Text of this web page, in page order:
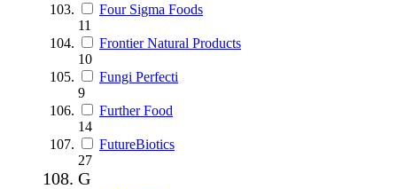
Four Sigma Foods
11
Frontier Natural Products
10
Fungi Perfecti
9
Further Food
14
FutureBiotics
27
G